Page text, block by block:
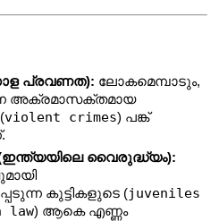
പ്രവണത): ലോകമെമ്പാടും,
അക്രമാസക്തമായ
violent crimes) പങ്ക്
(ഇന്ത്യയിലെ വൈരുദ്ധ്യം):
കുട്ടികളുടെ (juveniles
law) ആകെ എണ്ണം